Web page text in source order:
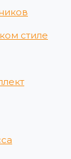
стиле